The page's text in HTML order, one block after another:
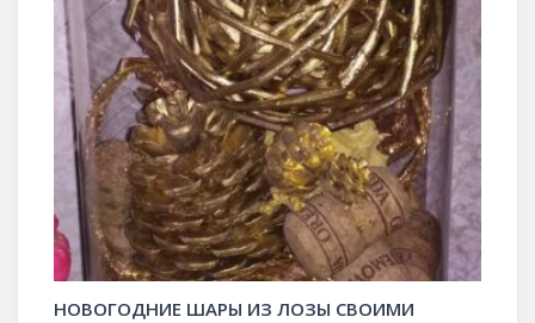
НОВОГОДНИЕ ШАРЫ ИЗ ЛОЗЫ СВОИМИ